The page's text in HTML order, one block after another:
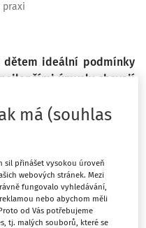
praxi
dětem ideální podmínky
úmysly chovají
A co škola? Jakou roli v
za to, aby se jejich
nic neublížilo. Snaží se
je ve vývoji. Hledají
školu. Takovou, kde
má (souhlas
sil přinášet vysokou úroveň
webových stránek. Mezi
fungovalo vyhledávání,
nebo abychom měli
od Vás potřebujeme
tj. malých souborů, které se